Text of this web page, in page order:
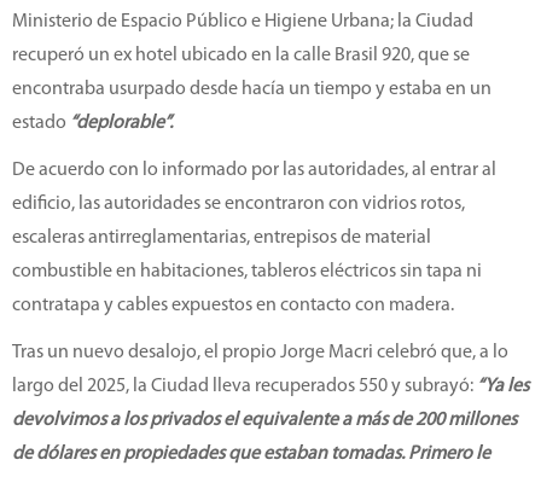
Ministerio de Espacio Público e Higiene Urbana; la Ciudad
recuperó un ex hotel ubicado en la calle Brasil 920, que se
encontraba usurpado desde hacía un tiempo y estaba en un
estado “deplorable”.
De acuerdo con lo informado por las autoridades, al entrar al
edificio, las autoridades se encontraron con vidrios rotos,
escaleras antirreglamentarias, entrepisos de material
combustible en habitaciones, tableros eléctricos sin tapa ni
contratapa y cables expuestos en contacto con madera.
Tras un nuevo desalojo, el propio Jorge Macri celebró que, a lo
largo del 2025, la Ciudad lleva recuperados 550 y subrayó: “Ya les
devolvimos a los privados el equivalente a más de 200 millones
de dólares en propiedades que estaban tomadas. Primero le